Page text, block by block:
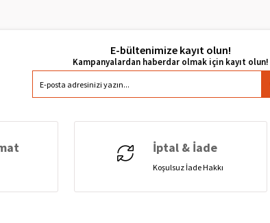
E-bültenimize kayıt olun!
İptal & İade
Koşulsuz İade Hakkı